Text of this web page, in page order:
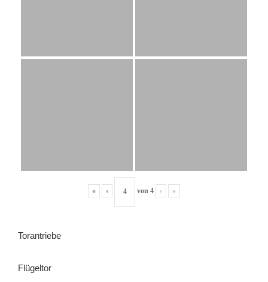
« ‹ von 4 › »
Torantriebe
Flügeltor